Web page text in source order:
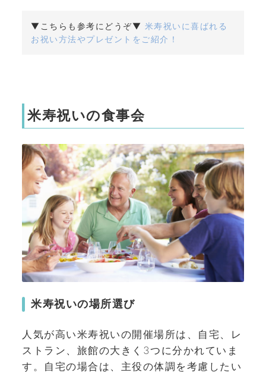
▼こちらも参考にどうぞ▼ 米寿祝いに喜ばれる
お祝い方法やプレゼントをご紹介！
米寿祝いの食事会
米寿祝いの場所選び
人気が高い米寿祝いの開催場所は、自宅、レ
ストラン、旅館の大きく3つに分かれていま
す。自宅の場合は、主役の体調を考慮したい